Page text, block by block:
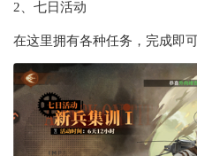
2、七日活动
在这里拥有各种任务，完成即